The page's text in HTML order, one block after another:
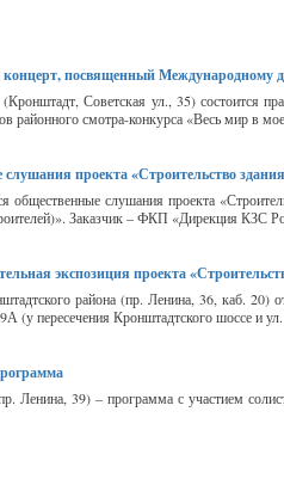
концерт, посвященный Международному
Советская ул., 35) состоится
районного смотра-конкурса «Весь мир в
слушания проекта «Строительство
общественные слушания проекта
Заказчик – ФКП «Дирекция
экспозиция проекта
района (пр. Ленина, 36, каб. 20)
(у пересечения Кронштадтского шоссе и
39) – программа с участием